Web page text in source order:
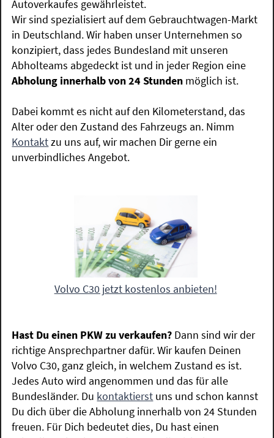
Autoverkaufes gewährleistet.
Wir sind spezialisiert auf dem Gebrauchtwagen-Markt
in Deutschland. Wir haben unser Unternehmen so
konzipiert, dass jedes Bundesland mit unseren
Abholteams abgedeckt ist und in jeder Region eine
Abholung innerhalb von 24 Stunden möglich ist.
Dabei kommt es nicht auf den Kilometerstand, das
Alter oder den Zustand des Fahrzeugs an. Nimm
Kontaktzu uns auf, wir machen Dir gerne ein
unverbindliches Angebot.
Volvo C30 jetzt kostenlos anbieten!
Hast Du einen PKW zu verkaufen? Dann sind wir der
richtige Ansprechpartner dafür. Wir kaufen Deinen
Volvo C30, ganz gleich, in welchem Zustand es ist.
Jedes Auto wird angenommen und das für alle
Bundesländer. Du kontaktierst uns und schon kannst
Du dich über die Abholung innerhalb von 24 Stunden
freuen. Für Dich bedeutet dies, Du hast einen